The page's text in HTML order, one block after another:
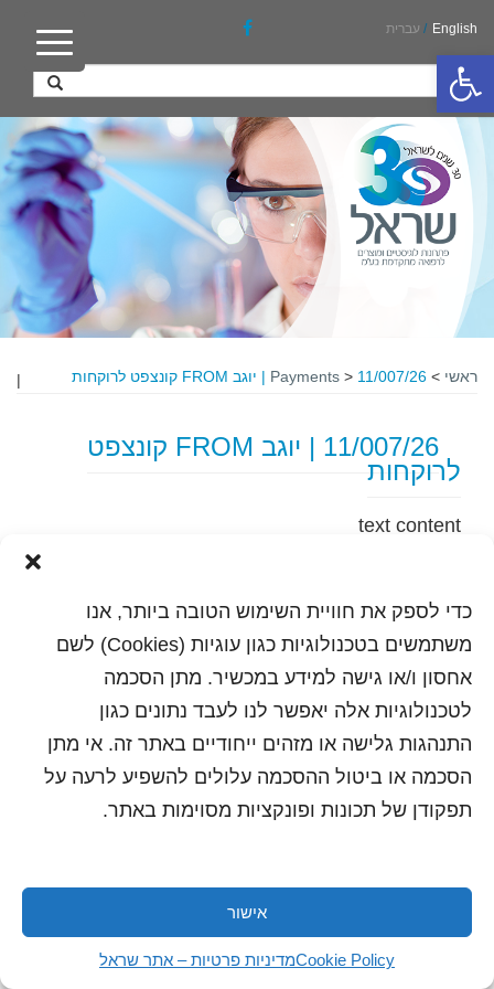
פתח סרגל נגישות
כדי לספק את חוויית השימוש הטובה ביותר, אנו
משתמשים בטכנולוגיות כגון עוגיות (Cookies) לשם
אחסון ו/או גישה למידע במכשיר. מתן הסכמה
לטכנולוגיות אלה יאפשר לנו לעבד נתונים כגון
התנהגות גלישה או מזהים ייחודיים באתר זה. אי מתן
הסכמה או ביטול ההסכמה עלולים להשפיע לרעה על
תפקודן של תכונות ופונקציות מסוימות באתר.
אישור
Cookie Policyמדיניות פרטיות – אתר שראל
English
/ עברית
ראשי >
Payments > 11/007/26 | יוגב FROM קונצפט לרוקחות |
11/007/26 | יוגב FROM קונצפט
לרוקחות
text content
כל הזכויות שמורות לשראל 2018 | עיצוב ותכנות: סטודיו
"היוצרים"